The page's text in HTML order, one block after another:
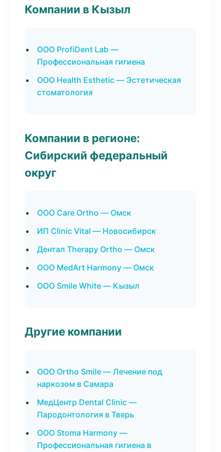
Компании в Кызыл
ООО ProfiDent Lab —
Профессиональная гигиена
ООО Health Esthetic — Эстетическая
стоматология
Компании в регионе:
Сибирский федеральный
округ
ООО Care Ortho — Омск
ИП Clinic Vital — Новосибирск
Дентал Therapy Ortho — Омск
ООО MedArt Harmony — Омск
ООО Smile White — Кызыл
Другие компании
ООО Ortho Smile — Лечение под
наркозом в Самара
МедЦентр Dental Clinic —
Пародонтология в Тверь
ООО Stoma Harmony —
Профессиональная гигиена в